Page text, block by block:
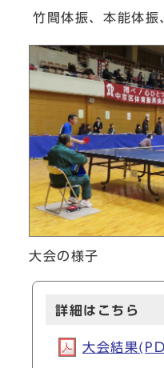
竹間体振、本能体振
大会の様子
詳細はこちら
大会結果